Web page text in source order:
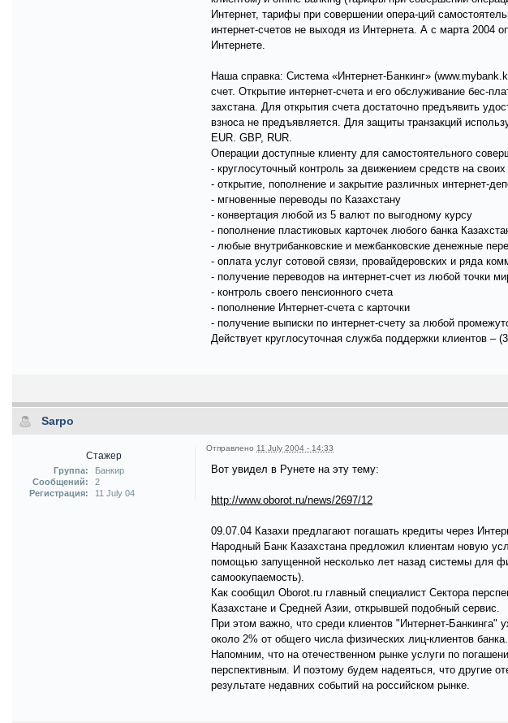
Интернет, тарифы при совершении опера-ций
интернет-счетов не выходя из Интернета. А с марта 2004
Интернете.
Наша справка: Система «Интернет-Банкинг»
счет. Открытие интернет-счета и его обслуживание бес-
захстана. Для открытия счета достаточно предъявить
взноса не предъявляется. Для защиты транзакций
EUR. GBP, RUR.
Операции доступные клиенту для самостоятельного
- круглосуточный контроль за движением средств на своих
- открытие, пополнение и закрытие различных интернет-
- мгновенные переводы по Казахстану
- конвертация любой из 5 валют по выгодному курсу
- пополнение пластиковых карточек любого банка
- любые внутрибанковские и межбанковские денежные
- оплата услуг сотовой связи, провайдеровских и ряда
- получение переводов на интернет-счет из любой точки
- контроль своего пенсионного счета
- пополнение Интернет-счета с карточки
- получение выписки по интернет-счету за любой
Действует круглосуточная служба поддержки клиентов –
Sarpo
Стажер
Группа:
Банкир
Сообщений:
2
Регистрация:
11 July 04
Отправлено 11 July 2004 - 14:33
Вот увидел в Рунете на эту тему:
http://www.oborot.ru/news/2697/12
09.07.04 Казахи предлагают погашать кредиты через
Народный Банк Казахстана предложил клиентам новую
помощью запущенной несколько лет назад системы для
самоокупаемость).
Как сообщил Oborot.ru главный специалист Сектора
Казахстане и Средней Азии, открывшей подобный сервис.
При этом важно, что среди клиентов "Интернет-Банкинга"
около 2% от общего числа физических лиц-клиентов банка.
Напомним, что на отечественном рынке услуги по
перспективным. И поэтому будем надеяться, что другие
результате недавних событий на российском рынке.